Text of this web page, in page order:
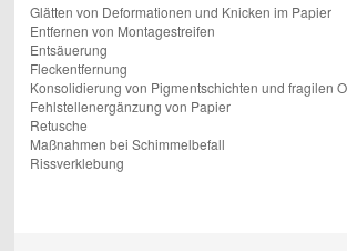
Glätten von Deformationen und Knicken im Papier
Entfernen von Montagestreifen
Entsäuerung
Fleckentfernung
Konsolidierung von Pigmentschichten und fragilen
Fehlstellenergänzung von Papier
Retusche
Maßnahmen bei Schimmelbefall
Rissverklebung